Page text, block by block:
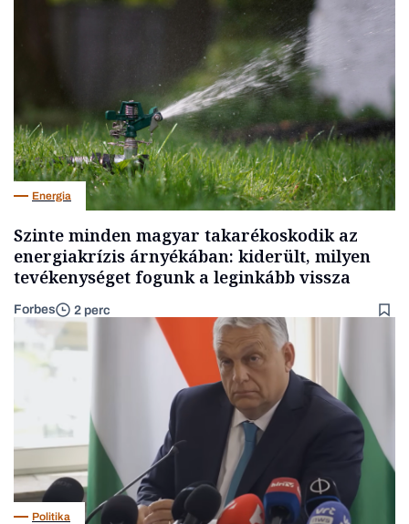
Energia
Szinte minden magyar takarékoskodik az
energiakrízis árnyékában: kiderült, milyen
tevékenységet fogunk a leginkább vissza
Forbes 2 perc
Politika